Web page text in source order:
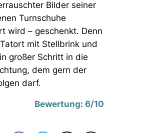
Bilder seiner
Turnschuhe
wird – geschenkt. Denn
mit Stellbrink und
großer Schritt in die
dem gern der
darf.
Bewertung: 6/10